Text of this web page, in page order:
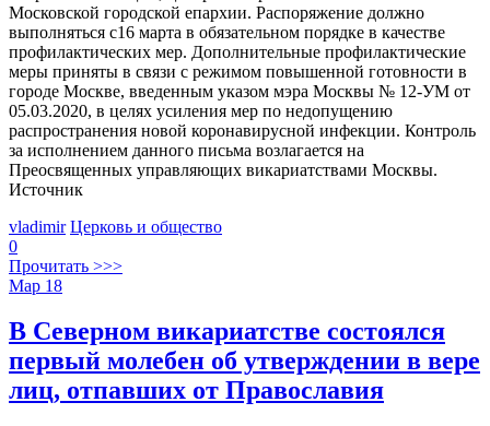
Московской городской епархии. Распоряжение должно
выполняться с16 марта в обязательном порядке в качестве
профилактических мер. Дополнительные профилактические
меры приняты в связи с режимом повышенной готовности в
городе Москве, введенным указом мэра Москвы № 12-УМ от
05.03.2020, в целях усиления мер по недопущению
распространения новой коронавирусной инфекции. Контроль
за исполнением данного письма возлагается на
Преосвященных управляющих викариатствами Москвы.
Источник
vladimir Церковь и общество
0
Прочитать >>>
Мар 18
В Северном викариатстве состоялся
первый молебен об утверждении в вере
лиц, отпавших от Православия